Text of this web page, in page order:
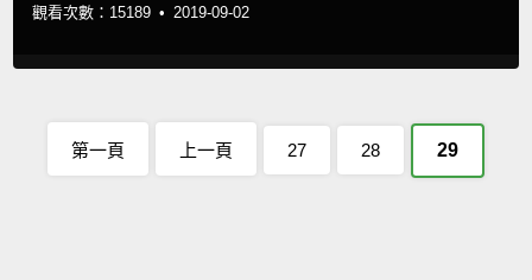
觀看次數：15189 • 2019-09-02
第一頁 上一頁 27 28 29